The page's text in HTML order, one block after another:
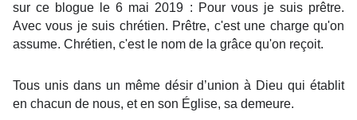
sur ce blogue le 6 mai 2019 : Pour vous je suis prêtre.
Avec vous je suis chrétien. Prêtre, c'est une charge qu'on
assume. Chrétien, c'est le nom de la grâce qu'on reçoit.
Tous unis dans un même désir d’union à Dieu qui établit
en chacun de nous, et en son Église, sa demeure.